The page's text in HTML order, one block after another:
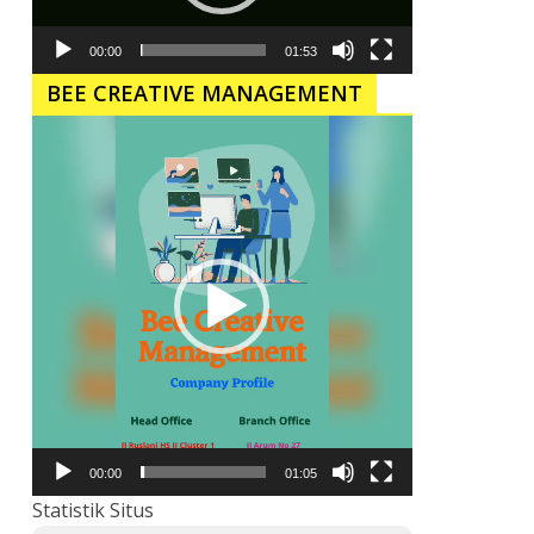
00:00 01:53
BEE CREATIVE MANAGEMENT
00:00 01:05
Statistik Situs